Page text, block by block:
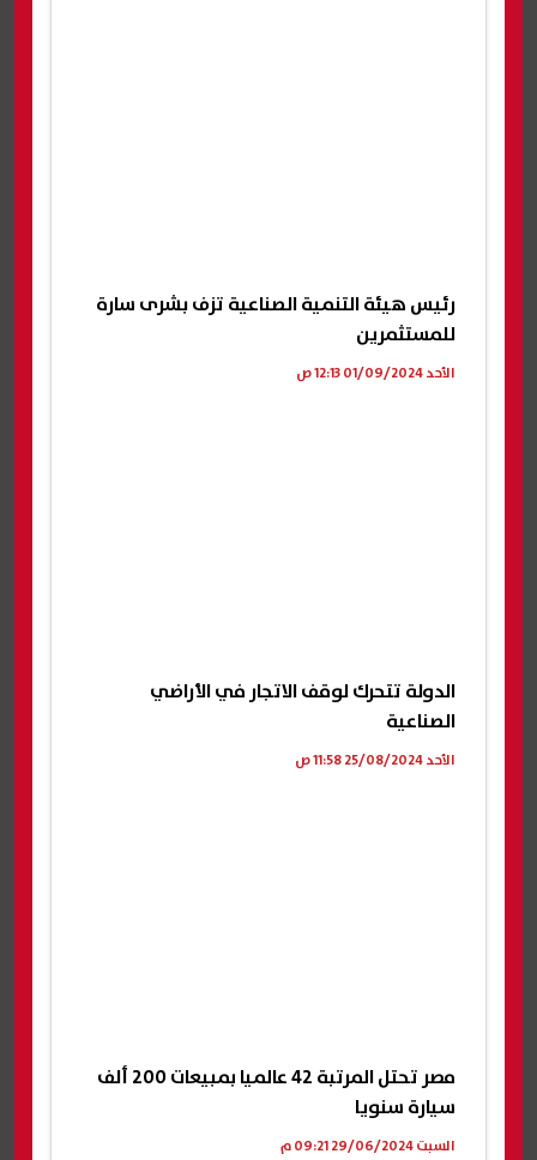
رئيس هيئة التنمية الصناعية تزف بشرى سارة
للمستثمرين
الأحد 01/09/2024 12:13 ص
الدولة تتحرك لوقف الاتجار في الأراضي
الصناعية
الأحد 25/08/2024 11:58 ص
مصر تحتل المرتبة 42 عالميا بمبيعات 200 ألف
سيارة سنويا
السبت 29/06/2024 09:21 م